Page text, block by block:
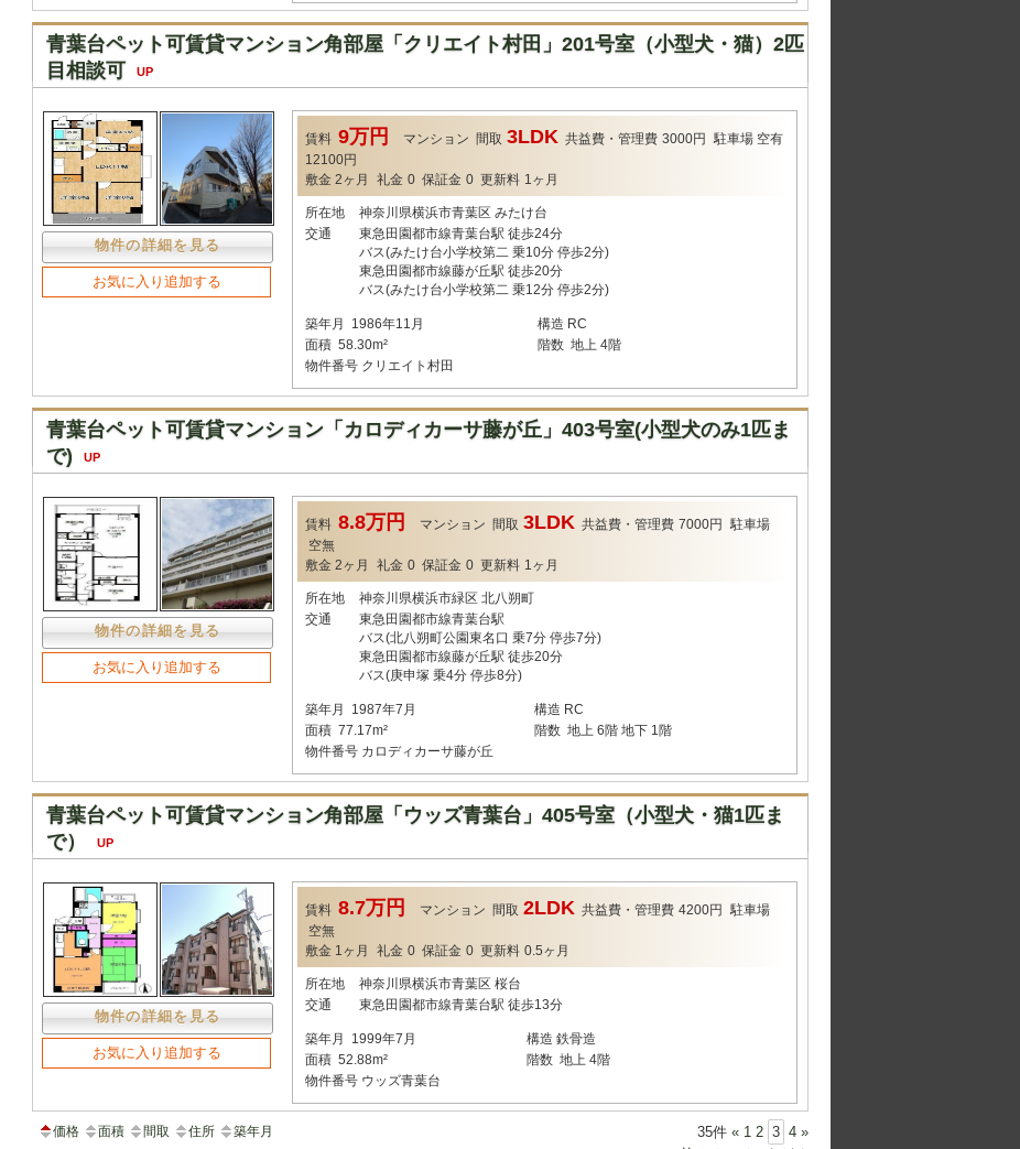
青葉台ペット可賃貸マンション角部屋「クリエイト村田」201号室（小型犬・猫）2匹
目相談可
UP
物件の詳細を見る
お気に入り追加する
賃料 9万円 マンション 間取 3LDK 共益費・管理費 3000円 駐車場 空有
12100円
敷金 2ヶ月 礼金 0 保証金 0 更新料 1ヶ月
所在地
神奈川県横浜市青葉区 みたけ台
交通
東急田園都市線青葉台駅 徒歩24分
バス(みたけ台小学校第二 乗10分 停歩2分)
東急田園都市線藤が丘駅 徒歩20分
バス(みたけ台小学校第二 乗12分 停歩2分)
築年月 1986年11月 構造 RC
面積 58.30m² 階数 地上 4階
物件番号 クリエイト村田
青葉台ペット可賃貸マンション「カロディカーサ藤が丘」403号室(小型犬のみ1匹ま
で)
UP
物件の詳細を見る
お気に入り追加する
賃料 8.8万円 マンション 間取 3LDK 共益費・管理費 7000円 駐車場
空無
敷金 2ヶ月 礼金 0 保証金 0 更新料 1ヶ月
所在地
神奈川県横浜市緑区 北八朔町
交通
東急田園都市線青葉台駅
バス(北八朔町公園東名口 乗7分 停歩7分)
東急田園都市線藤が丘駅 徒歩20分
バス(庚申塚 乗4分 停歩8分)
築年月 1987年7月 構造 RC
面積 77.17m² 階数 地上 6階 地下 1階
物件番号 カロディカーサ藤が丘
青葉台ペット可賃貸マンション角部屋「ウッズ青葉台」405号室（小型犬・猫1匹ま
で）
UP
物件の詳細を見る
お気に入り追加する
賃料 8.7万円 マンション 間取 2LDK 共益費・管理費 4200円 駐車場
空無
敷金 1ヶ月 礼金 0 保証金 0 更新料 0.5ヶ月
所在地
神奈川県横浜市青葉区 桜台
交通
東急田園都市線青葉台駅 徒歩13分
築年月 1999年7月 構造 鉄骨造
面積 52.88m² 階数 地上 4階
物件番号 ウッズ青葉台
価格 面積 間取 住所 築年月 35件 « 1 2 3 4 »